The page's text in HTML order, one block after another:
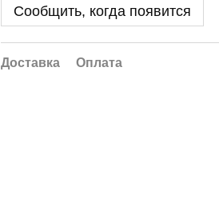
Сообщить, когда появится
Доставка Оплата